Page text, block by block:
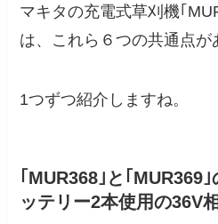
マキタの充電式草刈機｢
は、これら６つの共通点が
1つずつ紹介しますね。
｢MUR368｣と｢MUR369
ッテリー2本使用の36V